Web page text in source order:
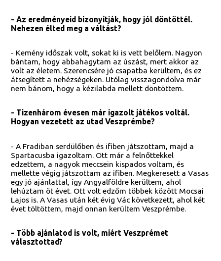
- Az eredményeid bizonyítják, hogy jól döntöttél.
Nehezen élted meg a váltást?
- Kemény időszak volt, sokat ki is vett belőlem. Nagyon
bántam, hogy abbahagytam az úszást, mert akkor az
volt az életem. Szerencsére jó csapatba kerültem, és ez
átsegített a nehézségeken. Utólag visszagondolva már
nem bánom, hogy a kézilabda mellett döntöttem.
- Tizenhárom évesen már igazolt játékos voltál.
Hogyan vezetett az utad Veszprémbe?
- A Fradiban serdülőben és ifiben játszottam, majd a
Spartacusba igazoltam. Ott már a felnőttekkel
edzettem, a nagyok meccsein kispados voltam, és
mellette végig játszottam az ifiben. Megkeresett a Vasas
egy jó ajánlattal, így Angyalföldre kerültem, ahol
lehúztam öt évet. Ott volt edzőm többek között Mocsai
Lajos is. A Vasas után két évig Vác következett, ahol két
évet töltöttem, majd onnan kerültem Veszprémbe.
- Több ajánlatod is volt, miért Veszprémet
választottad?